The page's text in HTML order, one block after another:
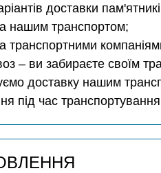
доставки
нашим транспортом;
транспортними
– ви забираєте своїм
доставку нашим
під час